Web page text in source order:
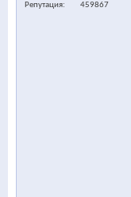
Репутация
459867